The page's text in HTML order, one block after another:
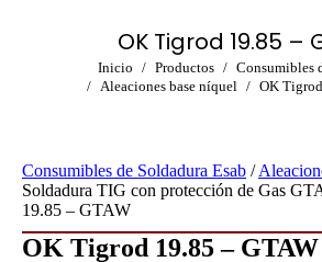
OK Tigrod 19.85 –
Inicio Productos
Consumibles
Aleaciones base níquel
OK
Consumibles de Soldadura Esab /
Soldadura TIG con protección de Gas
19.85 – GTAW
OK Tigrod 19.85 – GTAW